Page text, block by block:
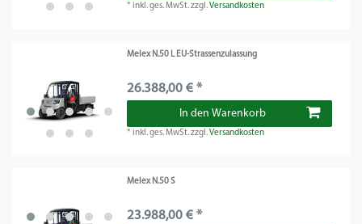
*inkl. ges. MwSt.zzgl.Versandkosten
Melex N.50 L EU-Strassenzulassung
26.388,00 € *
In den Warenkorb
*inkl. ges. MwSt.zzgl.Versandkosten
Melex N.50 S
23.988,00 € *